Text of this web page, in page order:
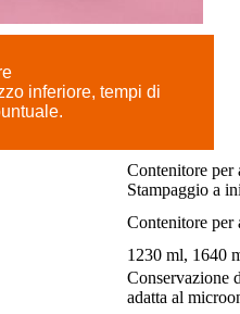
inferiore, tempi di
Contenitore per
Stampaggio a
Contenitore per
1230 ml, 1640
Conservazione
adatta al